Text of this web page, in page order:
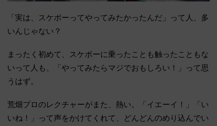
「実は、スケボーってやってみたかったんだ」って人、多
いんじゃない？
まったく初めて、スケボーに乗ったことも触ったこともな
いって人も、「やってみたらマジでおもしろい！」って思
うはず。
荒畑プロのレクチャーがまた、熱い。「イエーイ！」「い
いね！」って声をかけてくれて、どんどんのめり込んでい